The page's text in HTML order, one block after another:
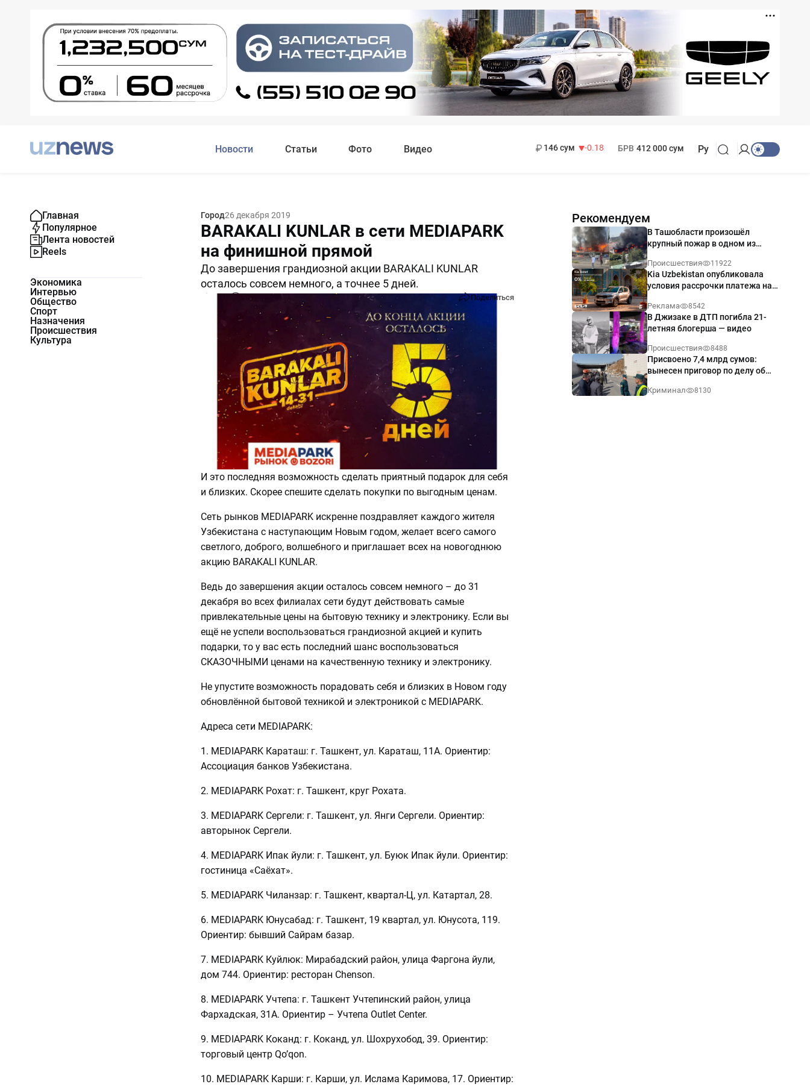
Новости Статьи Фото Видео
146 сум
-0.18
БРВ 412 000 сум Ру
Главная
Популярное
Лента новостей
Reels
Экономика
Интервью
Общество
Спорт
Назначения
Происшествия
Культура
Город26 декабря 2019
BARAKALI KUNLAR в сети MEDIAPARK
на финишной прямой
До завершения грандиозной акции BARAKALI KUNLAR
осталось совсем немного, а точнее 5 дней.
Поделиться
И это последняя возможность сделать приятный подарок для себя
и близких. Скорее спешите сделать покупки по выгодным ценам.
Сеть рынков MEDIAPARK искренне поздравляет каждого жителя
Узбекистана с наступающим Новым годом, желает всего самого
светлого, доброго, волшебного и приглашает всех на новогоднюю
акцию BARAKALI KUNLAR.
Ведь до завершения акции осталось совсем немного – до 31
декабря во всех филиалах сети будут действовать самые
привлекательные цены на бытовую технику и электронику. Если вы
ещё не успели воспользоваться грандиозной акцией и купить
подарки, то у вас есть последний шанс воспользоваться
СКАЗОЧНЫМИ ценами на качественную технику и электронику.
Не упустите возможность порадовать себя и близких в Новом году
обновлённой бытовой техникой и электроникой с MEDIAPARK.
Адреса сети MEDIAPARK:
1. MEDIAPARK Караташ: г. Ташкент, ул. Караташ, 11А. Ориентир:
Ассоциация банков Узбекистана.
2. MEDIAPARK Рохат: г. Ташкент, круг Рохата.
3. MEDIAPARK Сергели: г. Ташкент, ул. Янги Сергели. Ориентир:
авторынок Сергели.
4. MEDIAPARK Ипак йули: г. Ташкент, ул. Буюк Ипак йули. Ориентир:
гостиница «Саёхат».
5. MEDIAPARK Чиланзар: г. Ташкент, квартал-Ц, ул. Катартал, 28.
6. MEDIAPARK Юнусабад: г. Ташкент, 19 квартал, ул. Юнусота, 119.
Ориентир: бывший Сайрам базар.
7. MEDIAPARK Куйлюк: Мирабадский район, улица Фаргона йули,
дом 744. Ориентир: ресторан Chenson.
8. MEDIAPARK Учтепа: г. Ташкент Учтепинский район, улица
Фархадская, 31А. Ориентир – Учтепа Outlet Center.
9. MEDIAPARK Коканд: г. Коканд, ул. Шохрухобод, 39. Ориентир:
торговый центр Qo’qon.
10. MEDIAPARK Карши: г. Карши, ул. Ислама Каримова, 17. Ориентир:
Рекомендуем
В Ташобласти произошёл
крупный пожар в одном из
Происшествия 11922
Kia Uzbekistan опубликовала
условия рассрочки платежа на
годовых
Реклама 8542
В Джизаке в ДТП погибла 21-
летняя блогерша — видео
Происшествия 8488
Присвоено 7,4 млрд сумов:
вынесен приговор по делу об
Ташкенте
Криминал 8130